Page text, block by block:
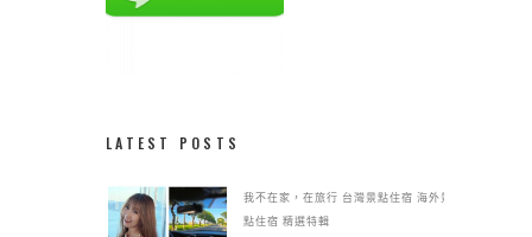
LATEST POSTS
我不在家，在旅行 台灣景點住宿 海外景
點住宿 精選特輯